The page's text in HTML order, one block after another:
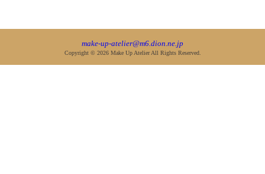
make-up-atelier@m6.dion.ne.jp
Copyright © 2026 Make Up Atelier All Rights Reserved.